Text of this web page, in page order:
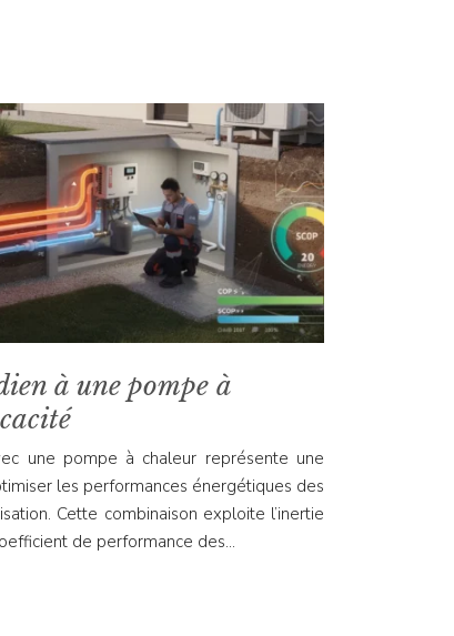
à une pompe à
une pompe à chaleur représente une
les performances énergétiques des
Cette combinaison exploite l’inertie
de performance des…